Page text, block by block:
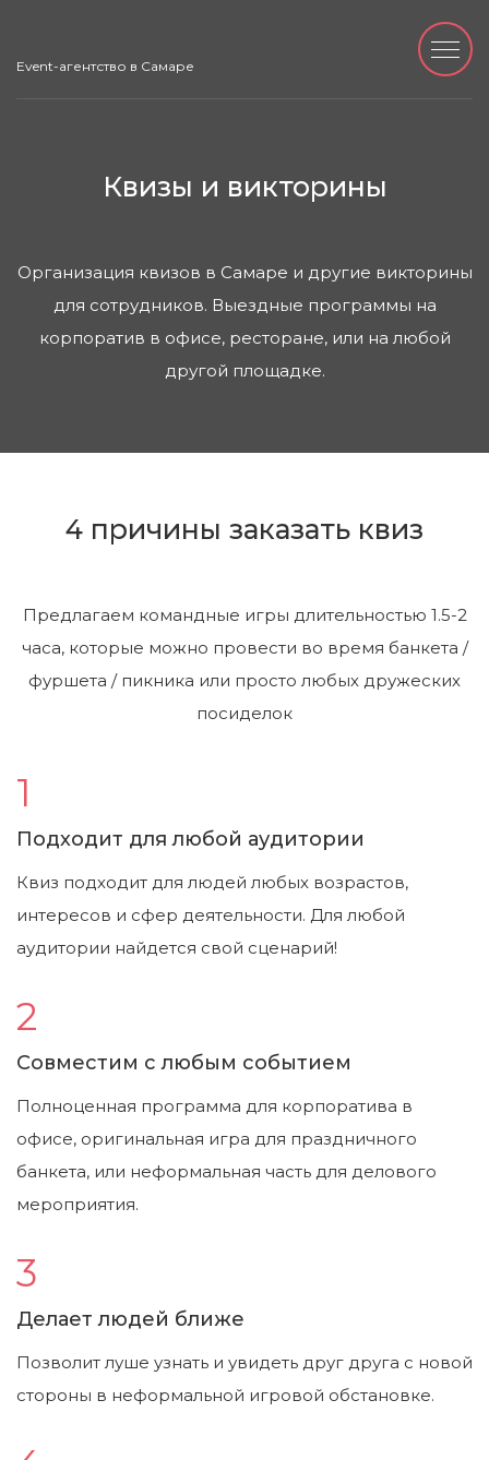
Event-агентство в Самаре
Квизы и викторины
Организация квизов в Самаре и другие викторины
для сотрудников. Выездные программы на
корпоратив в офисе, ресторане, или на любой
другой площадке.
4 причины заказать квиз
Предлагаем командные игры длительностью 1.5-2
часа, которые можно провести во время банкета /
фуршета / пикника или просто любых дружеских
посиделок
Подходит для любой аудитории
Квиз подходит для людей любых возрастов,
интересов и сфер деятельности. Для любой
аудитории найдется свой сценарий!
Совместим с любым событием
Полноценная программа для корпоратива в
офисе, оригинальная игра для праздничного
банкета, или неформальная часть для делового
мероприятия.
Делает людей ближе
Позволит луше узнать и увидеть друг друга с новой
стороны в неформальной игровой обстановке.